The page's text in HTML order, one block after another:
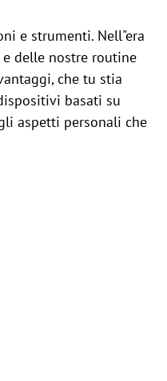
e strumenti. Nell"era
delle nostre routine
che tu stia
basati su
aspetti personali che